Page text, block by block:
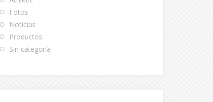
Fotos
Noticias
Productos
Sin categoría